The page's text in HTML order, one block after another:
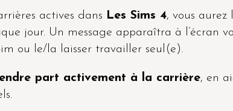
actives dans Les Sims 4, vous aurez
jour. Un message apparaîtra à l’écran
ou le/la laisser travailler seul(e).
part activement à la carrière, en